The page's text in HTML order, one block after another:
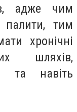
адже чим
тим
хронічні
шляхів,
та навіть